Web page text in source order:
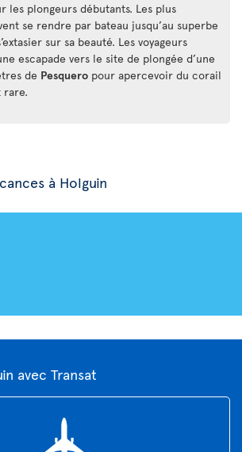
les plongeurs débutants. Les plus
se rendre par bateau jusqu’au superbe
sur sa beauté. Les voyageurs
escapade vers le site de plongée d’une
de Pesquero pour apercevoir du corail
rare.
à Holguin
avec Transat